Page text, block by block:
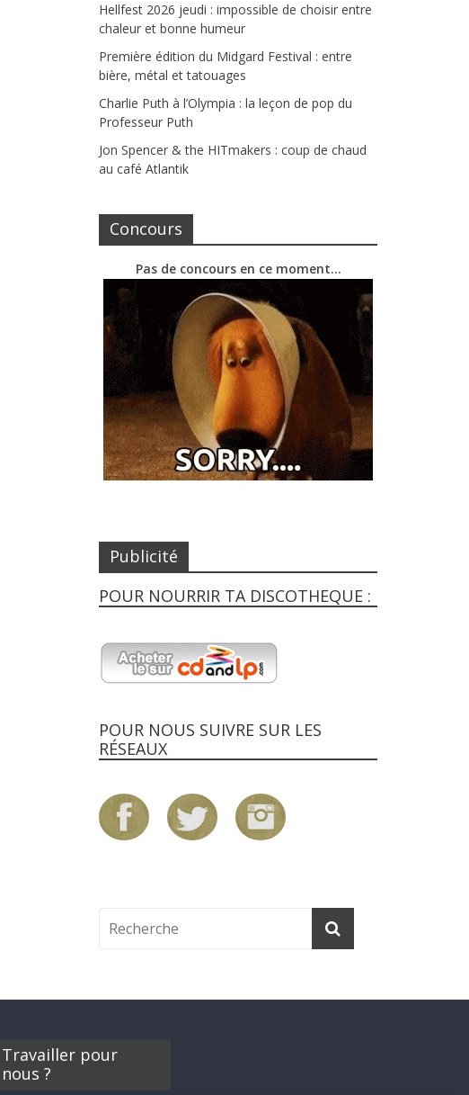
Hellfest 2026 jeudi : impossible de choisir entre
chaleur et bonne humeur
Première édition du Midgard Festival : entre
bière, métal et tatouages
Charlie Puth à l’Olympia : la leçon de pop du
Professeur Puth
Jon Spencer & the HITmakers : coup de chaud
au café Atlantik
Concours
Pas de concours en ce moment…
Publicité
POUR NOURRIR TA DISCOTHEQUE :
POUR NOUS SUIVRE SUR LES
RÉSEAUX
Travailler pour
nous ?